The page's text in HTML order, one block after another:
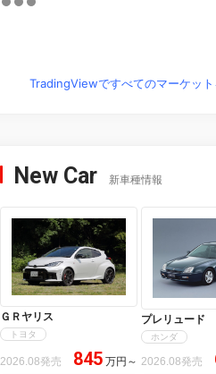
TradingViewですべてのマーケッ
New Car 新車種情報
ＧＲヤリス
トヨタ
2026.08発売 845 万円 ～
プレリュード
ホンダ
2026.08発売